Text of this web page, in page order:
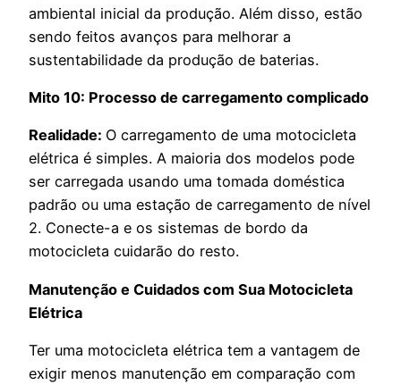
ambiental inicial da produção. Além disso, estão
sendo feitos avanços para melhorar a
sustentabilidade da produção de baterias.
Mito 10: Processo de carregamento complicado
Realidade: O carregamento de uma motocicleta
elétrica é simples. A maioria dos modelos pode
ser carregada usando uma tomada doméstica
padrão ou uma estação de carregamento de nível
2. Conecte-a e os sistemas de bordo da
motocicleta cuidarão do resto.
Manutenção e Cuidados com Sua Motocicleta
Elétrica
Ter uma motocicleta elétrica tem a vantagem de
exigir menos manutenção em comparação com